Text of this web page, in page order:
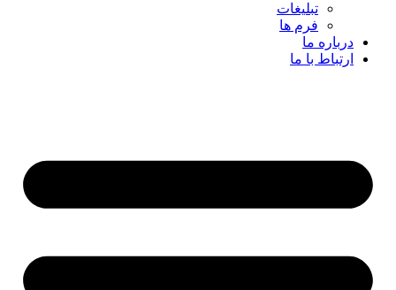
تبلیغات
فرم ها
درباره ما
ارتباط با ما